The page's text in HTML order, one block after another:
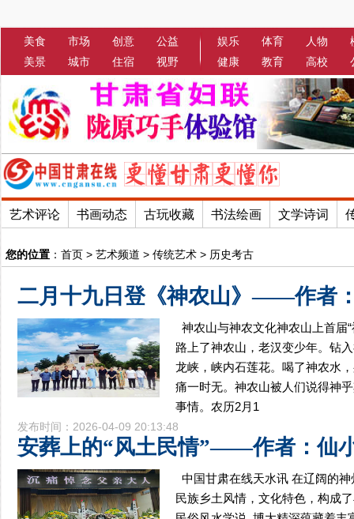
美食 市场 创意
公益
美景
城市 住宿 视野
娱乐 体育 人物
健康
教育 高校
艺术评论 书画动态 古玩收藏 书法绘画 文学诗词
您的位置 ： 首页 > 艺术频道 > 传统艺术 > 历史考古
二月十九日登《神农山》——作者
神农山与神农文化神农山上首届
路上了神农山，老汉变少年。钻
龙峡，峡内石莲花。喝了神农水
痛一时无。神农山被人们说得神
事情。农历2月1
发布时间：2026-04-09 20:13:48
安葬上的“风土民情”——作者：仙
中国甘肃在线天水讯 在辽阔的
民族乡土风情，文化特色，构成